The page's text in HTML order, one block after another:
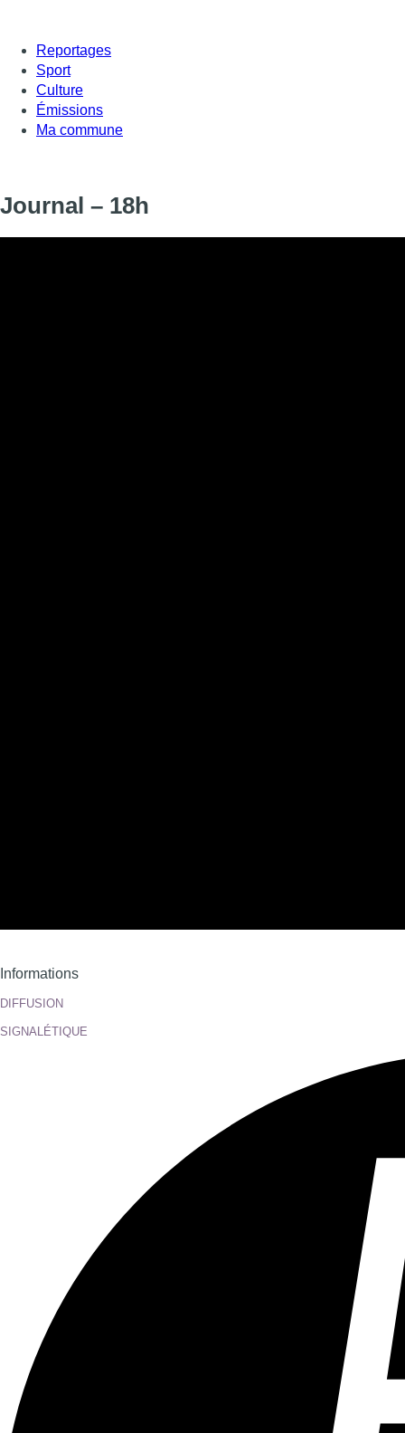
Reportages
Sport
Culture
Émissions
Ma commune
Journal – 18h
Informations
DIFFUSION
SIGNALÉTIQUE